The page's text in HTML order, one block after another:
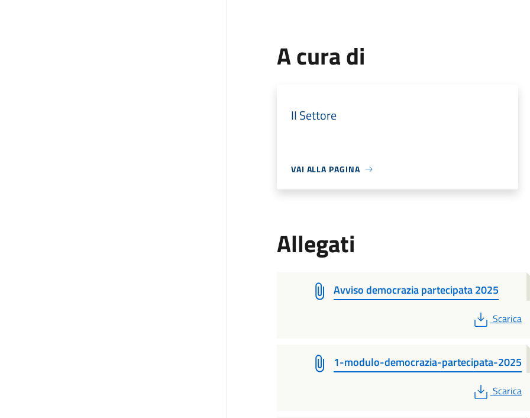
A cura di
II Settore
VAI ALLA PAGINA
Allegati
Avviso democrazia partecipata 2025
PDF
Scarica
1-modulo-democrazia-partecipata-2025
PDF
Scarica